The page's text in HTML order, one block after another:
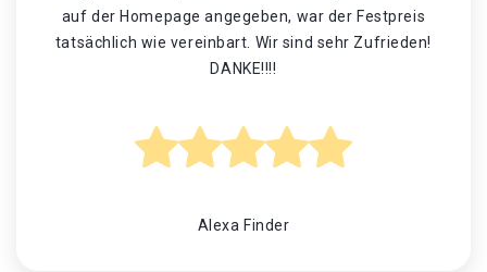
auf der Homepage angegeben, war der Festpreis
tatsächlich wie vereinbart. Wir sind sehr Zufrieden!
DANKE!!!!
Alexa Finder